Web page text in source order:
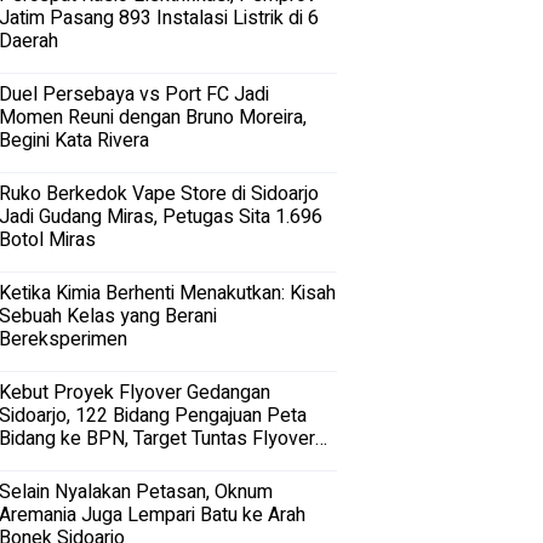
Jatim Pasang 893 Instalasi Listrik di 6
Daerah
Duel Persebaya vs Port FC Jadi
Momen Reuni dengan Bruno Moreira,
Begini Kata Rivera
Ruko Berkedok Vape Store di Sidoarjo
Jadi Gudang Miras, Petugas Sita 1.696
Botol Miras
Ketika Kimia Berhenti Menakutkan: Kisah
Sebuah Kelas yang Berani
Bereksperimen
Kebut Proyek Flyover Gedangan
Sidoarjo, 122 Bidang Pengajuan Peta
Bidang ke BPN, Target Tuntas Flyover
Selain Nyalakan Petasan, Oknum
Aremania Juga Lempari Batu ke Arah